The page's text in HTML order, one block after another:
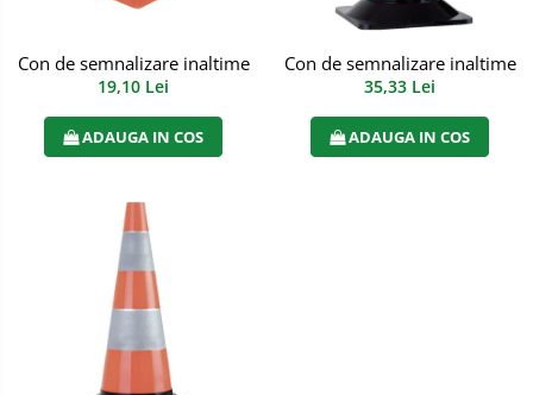
Bocanci de protectie
Accesorii
Cizme de protectie
Incaltaminte alba de protectie
Incaltaminte ESD
Pantofi fara protectie
Protectie chimica
Con de semnalizare inaltime 30 cm, art.T164
19,10 Lei
ADAUGA IN COS
Con de semnalizare inaltime
35,33 Lei
ADAUGA IN COS